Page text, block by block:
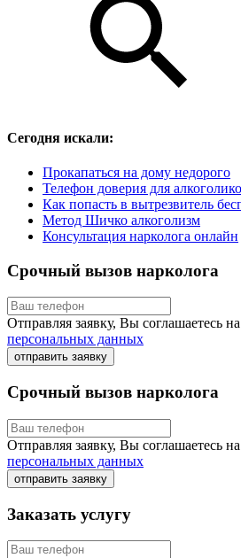
Сегодня искали:
Прокапаться на дому недорого
Телефон доверия для
Как попасть в вытрезвитель
Метод Шичко алкоголизм
Консультация нарколога онлайн
Срочный вызов нарколога
Отправляя заявку, Вы соглашаетесь
персональных данных
отправить заявку
Срочный вызов нарколога
Отправляя заявку, Вы соглашаетесь
персональных данных
отправить заявку
Заказать услугу